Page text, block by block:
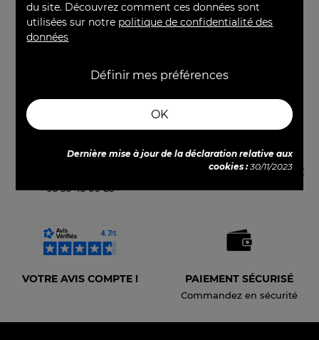
Retour en haut
05 56 45 09 83
FIDÉLITÉ & PARRAINAGE
VOTRE AVIS COMPTE ! PAIEMENT SÉCURISÉ
Commandez en sécurité
du site. Découvrez comment ces données sont
utilisées sur notre politique de confidentialité des
données
OK
Définir mes préférences
Dernière mise à jour de la déclaration relative aux
cookies :30/11/2023